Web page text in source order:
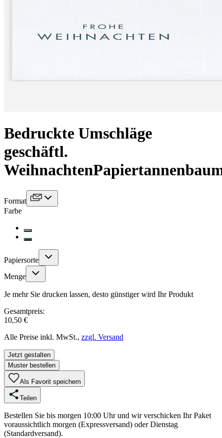
Bedruckte Umschläge
geschäftl.
Weihnachten
Format
Farbe
Papiersorte
Menge
Je mehr Sie drucken lassen, desto günstiger wird Ihr Produkt
Gesamtpreis:
10,50 €
Alle Preise inkl. MwSt., zzgl. Versand
Jetzt gestalten
Muster bestellen
Als Favorit speichern
Teilen
Bestellen Sie bis morgen 10:00 Uhr und wir verschicken Ihr Paket
voraussichtlich morgen (Expressversand) oder Dienstag
(Standardversand).